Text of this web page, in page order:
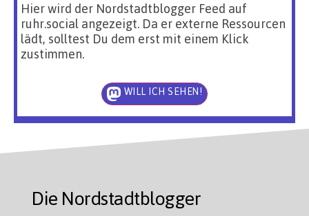
Hier wird der Nordstadtblogger Feed auf
ruhr.social angezeigt. Da er externe Ressourcen
lädt, solltest Du dem erst mit einem Klick
zustimmen.
WILL ICH SEHEN!
Die Nordstadtblogger